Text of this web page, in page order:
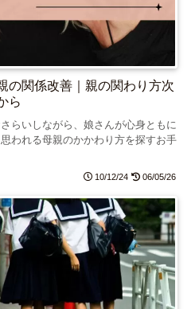
の関係改善｜親の関わり方次
ら
らいしながら、娘さんが心身ともに
われる母親のかかわり方を探すお手
10/12/24 06/05/26